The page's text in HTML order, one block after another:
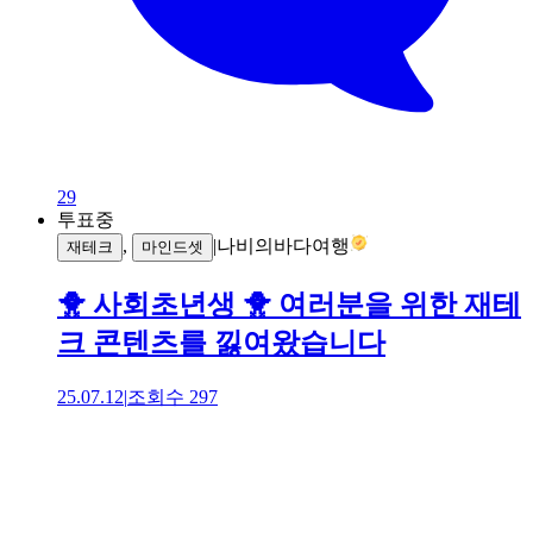
29
투표중
재테크 , 마인드셋 |나비의바다여행
🐥 사회초년생 🐥 여러분을 위한 재테
크 콘텐츠를 낋여왔습니다
25.07.12|조회수 297